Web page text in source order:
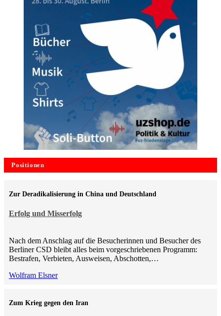
Positionen
Erfolg und Misserfolg
Zur Deradikalisierung in China und Deutschland
Nach dem Anschlag auf die Besucherinnen und Besucher des
Berliner CSD bleibt alles beim vorgeschriebenen Programm:
Bestrafen, Verbieten, Ausweisen, Abschotten,…
Wolfram Elsner
Zum Krieg gegen den Iran